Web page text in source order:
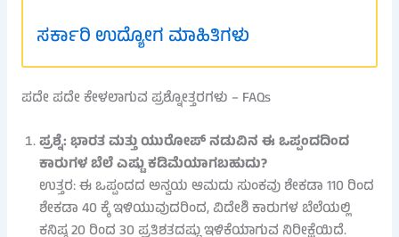
ಸರ್ಕಾರಿ ಉದ್ಯೋಗ ಮಾಹಿತಿಗಳು
ಪದೇ ಪದೇ ಕೇಳಲಾಗುವ ಪ್ರಶ್ನೋತ್ತರಗಳು – FAQs
ಪ್ರಶ್ನೆ: ಭಾರತ ಮತ್ತು ಯುರೋಪ್ ನಡುವಿನ ಈ ಒಪ್ಪಂದದಿಂದ
ಕಾರುಗಳ ಬೆಲೆ ಎಷ್ಟು ಕಡಿಮೆಯಾಗಬಹುದು?
ಉತ್ತರ: ಈ ಒಪ್ಪಂದದ ಅನ್ವಯ ಆಮದು ಸುಂಕವು ಶೇಕಡಾ 110 ರಿಂದ
ಶೇಕಡಾ 40 ಕ್ಕೆ ಇಳಿಯುವುದರಿಂದ, ವಿದೇಶಿ ಕಾರುಗಳ ಬೆಲೆಯಲ್ಲಿ
ಕನಿಷ್ಠ 20 ರಿಂದ 30 ಪ್ರತಿಶತದಷ್ಟು ಇಳಿಕೆಯಾಗುವ ನಿರೀಕ್ಷೆಯಿದೆ.